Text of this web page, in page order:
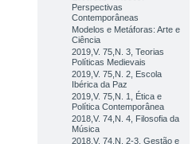
Perspectivas
Contemporâneas
Modelos e Metáforas: Arte e
Ciência
2019,V. 75,N. 3, Teorias
Políticas Medievais
2019,V. 75,N. 2, Escola
Ibérica da Paz
2019,V. 75,N. 1, Ética e
Política Contemporânea
2018,V. 74,N. 4, Filosofia da
Música
2018,V. 74,N. 2-3, Gestão e